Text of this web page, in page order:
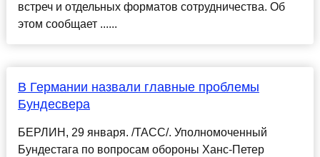
встреч и отдельных форматов сотрудничества. Об
этом сообщает ......
В Германии назвали главные проблемы
Бундесвера
БЕРЛИН, 29 января. /ТАСС/. Уполномоченный
Бундестага по вопросам обороны Ханс-Петер